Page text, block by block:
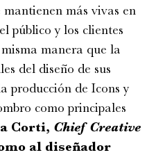
mantienen más vivas en
público y los clientes
manera que la
del diseño de sus
producción de Icons y
como principales
Corti, Chief Creative
al diseñador